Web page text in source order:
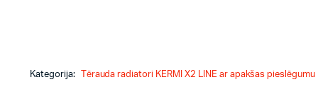
Kategorija: Tērauda radiatori KERMI X2 LINE ar apakšas pieslēgumu